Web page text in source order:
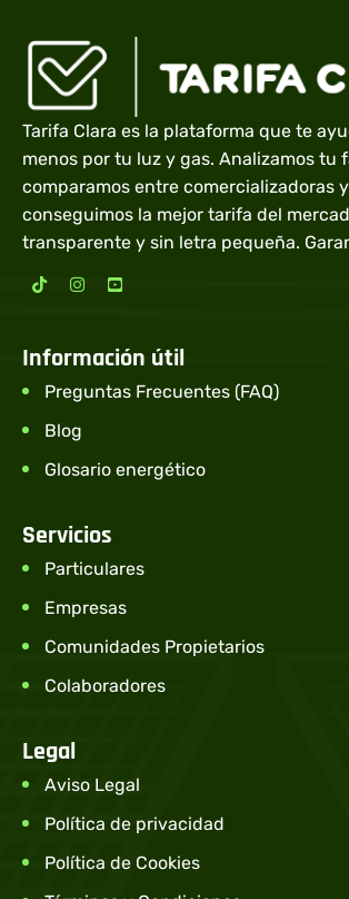
Tarifa Clara es la plataforma que te
menos por tu luz y gas. Analizamos tu
comparamos entre comercializadoras
conseguimos la mejor tarifa del
transparente y sin letra pequeña.
Información útil
Preguntas Frecuentes (FAQ)
Blog
Glosario energético
Servicios
Particulares
Empresas
Comunidades Propietarios
Colaboradores
Legal
Aviso Legal
Política de privacidad
Política de Cookies